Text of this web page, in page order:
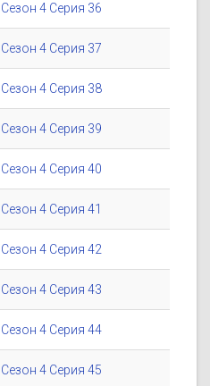
4 Серия 36
4 Серия 37
4 Серия 38
4 Серия 39
4 Серия 40
4 Серия 41
4 Серия 42
4 Серия 43
4 Серия 44
4 Серия 45